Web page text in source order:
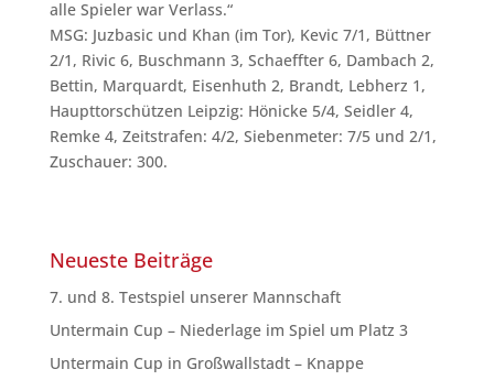
alle Spieler war Verlass.“
MSG: Juzbasic und Khan (im Tor), Kevic 7/1, Büttner
2/1, Rivic 6, Buschmann 3, Schaeffter 6, Dambach 2,
Bettin, Marquardt, Eisenhuth 2, Brandt, Lebherz 1,
Haupttorschützen Leipzig: Hönicke 5/4, Seidler 4,
Remke 4, Zeitstrafen: 4/2, Siebenmeter: 7/5 und 2/1,
Zuschauer: 300.
Neueste Beiträge
7. und 8. Testspiel unserer Mannschaft
Untermain Cup – Niederlage im Spiel um Platz 3
Untermain Cup in Großwallstadt – Knappe